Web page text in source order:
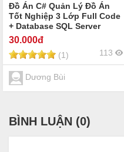
Đồ Án C# Quản Lý Đồ Án
Tốt Nghiệp 3 Lớp Full Code
+ Database SQL Server
30.000đ
(1) 113
Dương Bùi
BÌNH LUẬN (0)